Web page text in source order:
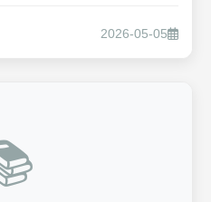
2026-05-05